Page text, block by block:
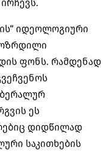
იდეოლოგიური
ფონს. რამდენად
ეს
დიდწილად
საკითხების